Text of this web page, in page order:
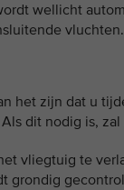
wellicht
het zijn dat u
dit nodig is,
vliegtuig te
grondig